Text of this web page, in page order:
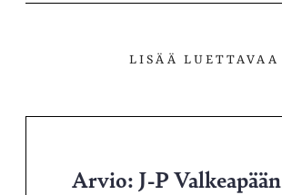
LISÄÄ LUETTAVAA
Arvio: J-P Valkeapään